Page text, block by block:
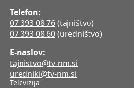
Telefon:
07 393 08 76(tajništvo)
07 393 08 60(uredništvo)
E-naslov:
tajnistvo@tv-nm.si
uredniki@tv-nm.si
Televizija